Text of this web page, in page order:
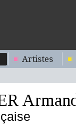
Artistes